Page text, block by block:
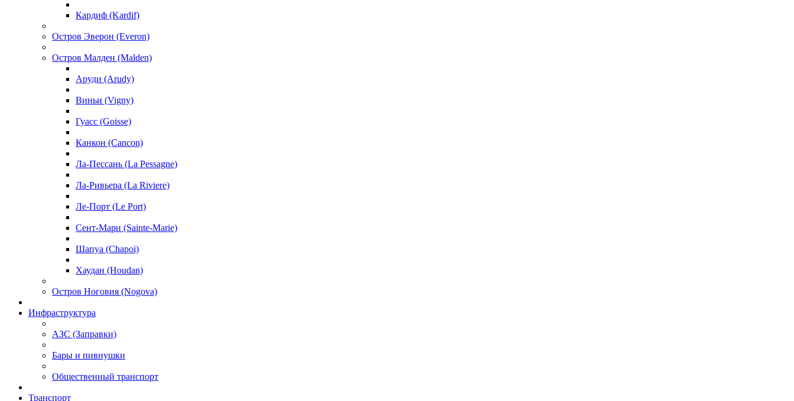
Кардиф (Kardif)
Остров Эверон (Everon)
Остров Малден (Malden)
Аруди (Arudy)
Виньи (Vigny)
Гуасс (Goisse)
Канкон (Cancon)
Ла-Пессань (La Pessagne)
Ла-Ривьера (La Riviere)
Ле-Порт (Le Port)
Сент-Мари (Sainte-Marie)
Шапуа (Chapoi)
Хаудан (Houdan)
Остров Ноговия (Nogova)
Инфраструктура
АЗС (Заправки)
Бары и пивнушки
Общественный транспорт
Транспорт